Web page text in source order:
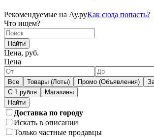
Рекомендуемые на Ау.руКак сюда попасть?
Что ищем?
Найти
Цена, руб.
Цена
Все Товары (Лоты) Промо (Объявления)
С 1 рубля
Магазины
Доставка по городу
Искать в описании
Только частные продавцы